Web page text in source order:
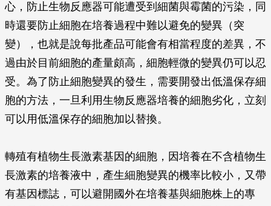
心，防止生物反應器可能遭受到細菌與霉菌的污染，同
時還要防止細胞在培養過程中難以避免的變異（突
變），也就是說每批產品可能會有相當程度的差異，不
過由於目前細胞的產量頗高，細胞輕微的變異仍可以忍
受。為了防止細胞變異的發生，需要開發出低溫保存細
胞的方法，一旦利用生物反應器培養的細胞劣化，立刻
可以用低溫保存的細胞加以替換。
轉殖有植物生長激素基因的細胞，因培養在不含植物生
長激素的培養液中，產生細胞變異的機率比較小，又帶
有基因標誌，可以避開國外在培養基與細胞株上的專